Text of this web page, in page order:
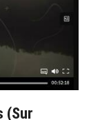
(sur